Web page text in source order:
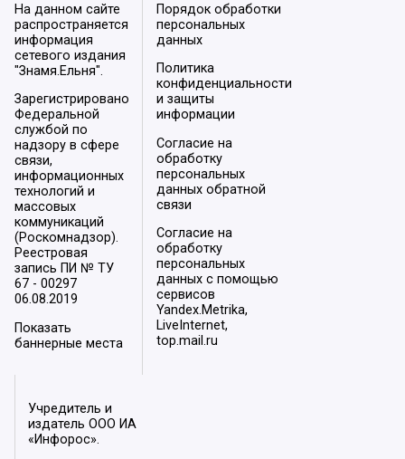
На данном сайте
распространяется
информация
сетевого издания
"Знамя.Ельня".
Зарегистрировано
Федеральной
службой по
надзору в сфере
связи,
информационных
технологий и
массовых
коммуникаций
(Роскомнадзор).
Реестровая
запись ПИ № ТУ
67 - 00297
06.08.2019
Показать
баннерные места
Порядок обработки
персональных
данных
Политика
конфиденциальности
и защиты
информации
Согласие на
обработку
персональных
данных обратной
связи
Согласие на
обработку
персональных
данных с помощью
сервисов
Yandex.Metrika,
LiveInternet,
top.mail.ru
Учредитель и
издатель ООО ИА
«Инфорос».